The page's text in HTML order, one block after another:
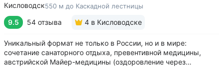
Кисловодск550 м до Каскадной лестницы
9.5 54 отзыва 4 в Кисловодске
Уникальный формат не только в России, но и в мире:
сочетание санаторного отдыха, превентивной медицины,
австрийской Майер-медицины (оздоровление через